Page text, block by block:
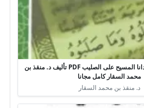
تحميل كتاب هل افتدانا المسيح على الصليب PDF تأليف د. منقذ بن
محمد السقار كامل مجانا
د. منقذ بن محمد السقار